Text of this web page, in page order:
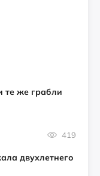
те же грабли
419
двухлетнего